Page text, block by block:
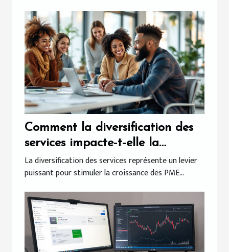
Comment la diversification des
services impacte-t-elle la
croissance des PME ?
La diversification des services représente un levier
puissant pour stimuler la croissance des PME...